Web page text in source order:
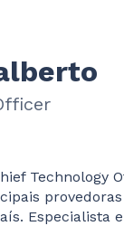
Technology
provedoras
Especialista